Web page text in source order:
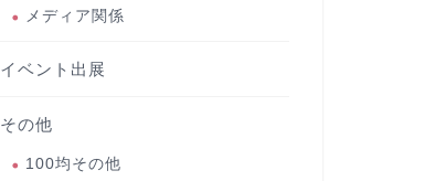
メディア関係
イベント出展
その他
100均その他